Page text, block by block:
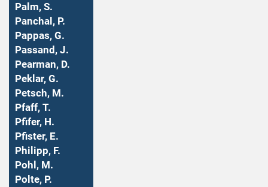
Palm, S.
Panchal, P.
Pappas, G.
Passand, J.
Pearman, D.
Peklar, G.
Petsch, M.
Pfaff, T.
Pfifer, H.
Pfister, E.
Philipp, F.
Pohl, M.
Polte, P.